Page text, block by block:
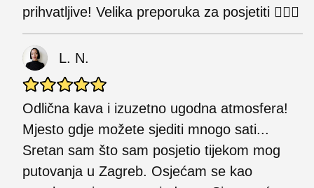
prihvatljive! Velika preporuka za posjetiti 👍🏼✨
L. N.
Odlična kava i izuzetno ugodna atmosfera!
Mjesto gdje možete sjediti mnogo sati...
Sretan sam što sam posjetio tijekom mog
putovanja u Zagreb. Osjećam se kao